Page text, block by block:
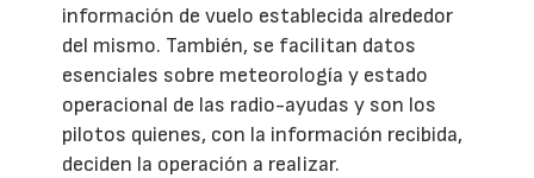
información de vuelo establecida alrededor
del mismo. También, se facilitan datos
esenciales sobre meteorología y estado
operacional de las radio-ayudas y son los
pilotos quienes, con la información recibida,
deciden la operación a realizar.